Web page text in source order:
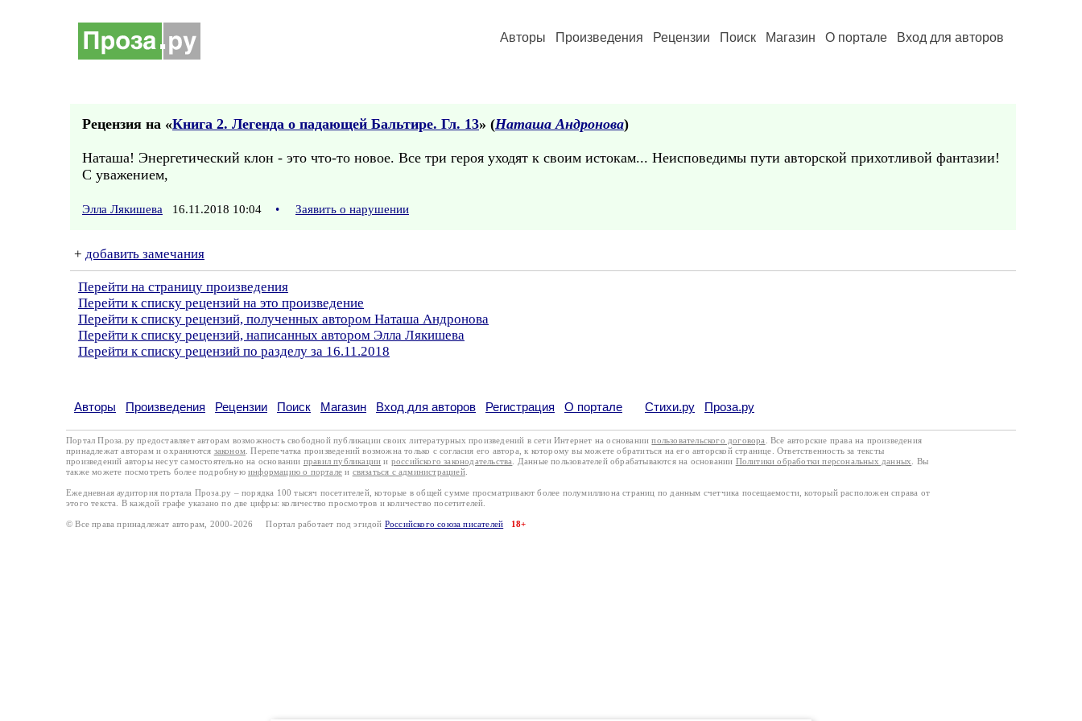
Авторы Произведения Рецензии Поиск Магазин О портале Вход для авторов
Рецензия на «Книга 2. Легенда о падающей Бальтире. Гл. 13» (Наташа Андронова)
Наташа! Энергетический клон - это что-то новое. Все три героя уходят к своим истокам... Неисповедимы пути авторской прихотливой фантазии!
С уважением,
Элла Лякишева 16.11.2018 10:04 • Заявить о нарушении
+ добавить замечания
Перейти на страницу произведения
Перейти к списку рецензий на это произведение
Перейти к списку рецензий, полученных автором Наташа Андронова
Перейти к списку рецензий, написанных автором Элла Лякишева
Перейти к списку рецензий по разделу за 16.11.2018
Авторы Произведения Рецензии Поиск Магазин Вход для авторов Регистрация О портале Стихи.ру Проза.ру
Портал Проза.ру предоставляет авторам возможность свободной публикации своих литературных произведений в сети Интернет на основаниипользовательского договора
. Все авторские права на произведения
принадлежат авторам и охраняются законом . Перепечатка произведений возможна только с согласия его автора, к которому вы можете обратиться на его авторской странице. Ответственность за тексты
произведений авторы несут самостоятельно на основании правил публикации и российского законодательства . Данные пользователей обрабатываются на основании Политики обработки персональных данных
. Вы
также можете посмотреть более подробную информацию о портале и связаться с администрацией.
Ежедневная аудитория портала Проза.ру – порядка 100 тысяч посетителей, которые в общей сумме просматривают более полумиллиона страниц по данным счетчика посещаемости, который расположен справа от
этого текста. В каждой графе указано по две цифры: количество просмотров и количество посетителей.
© Все права принадлежат авторам, 2000-2026 Портал работает под эгидой Российского союза писателей 18+